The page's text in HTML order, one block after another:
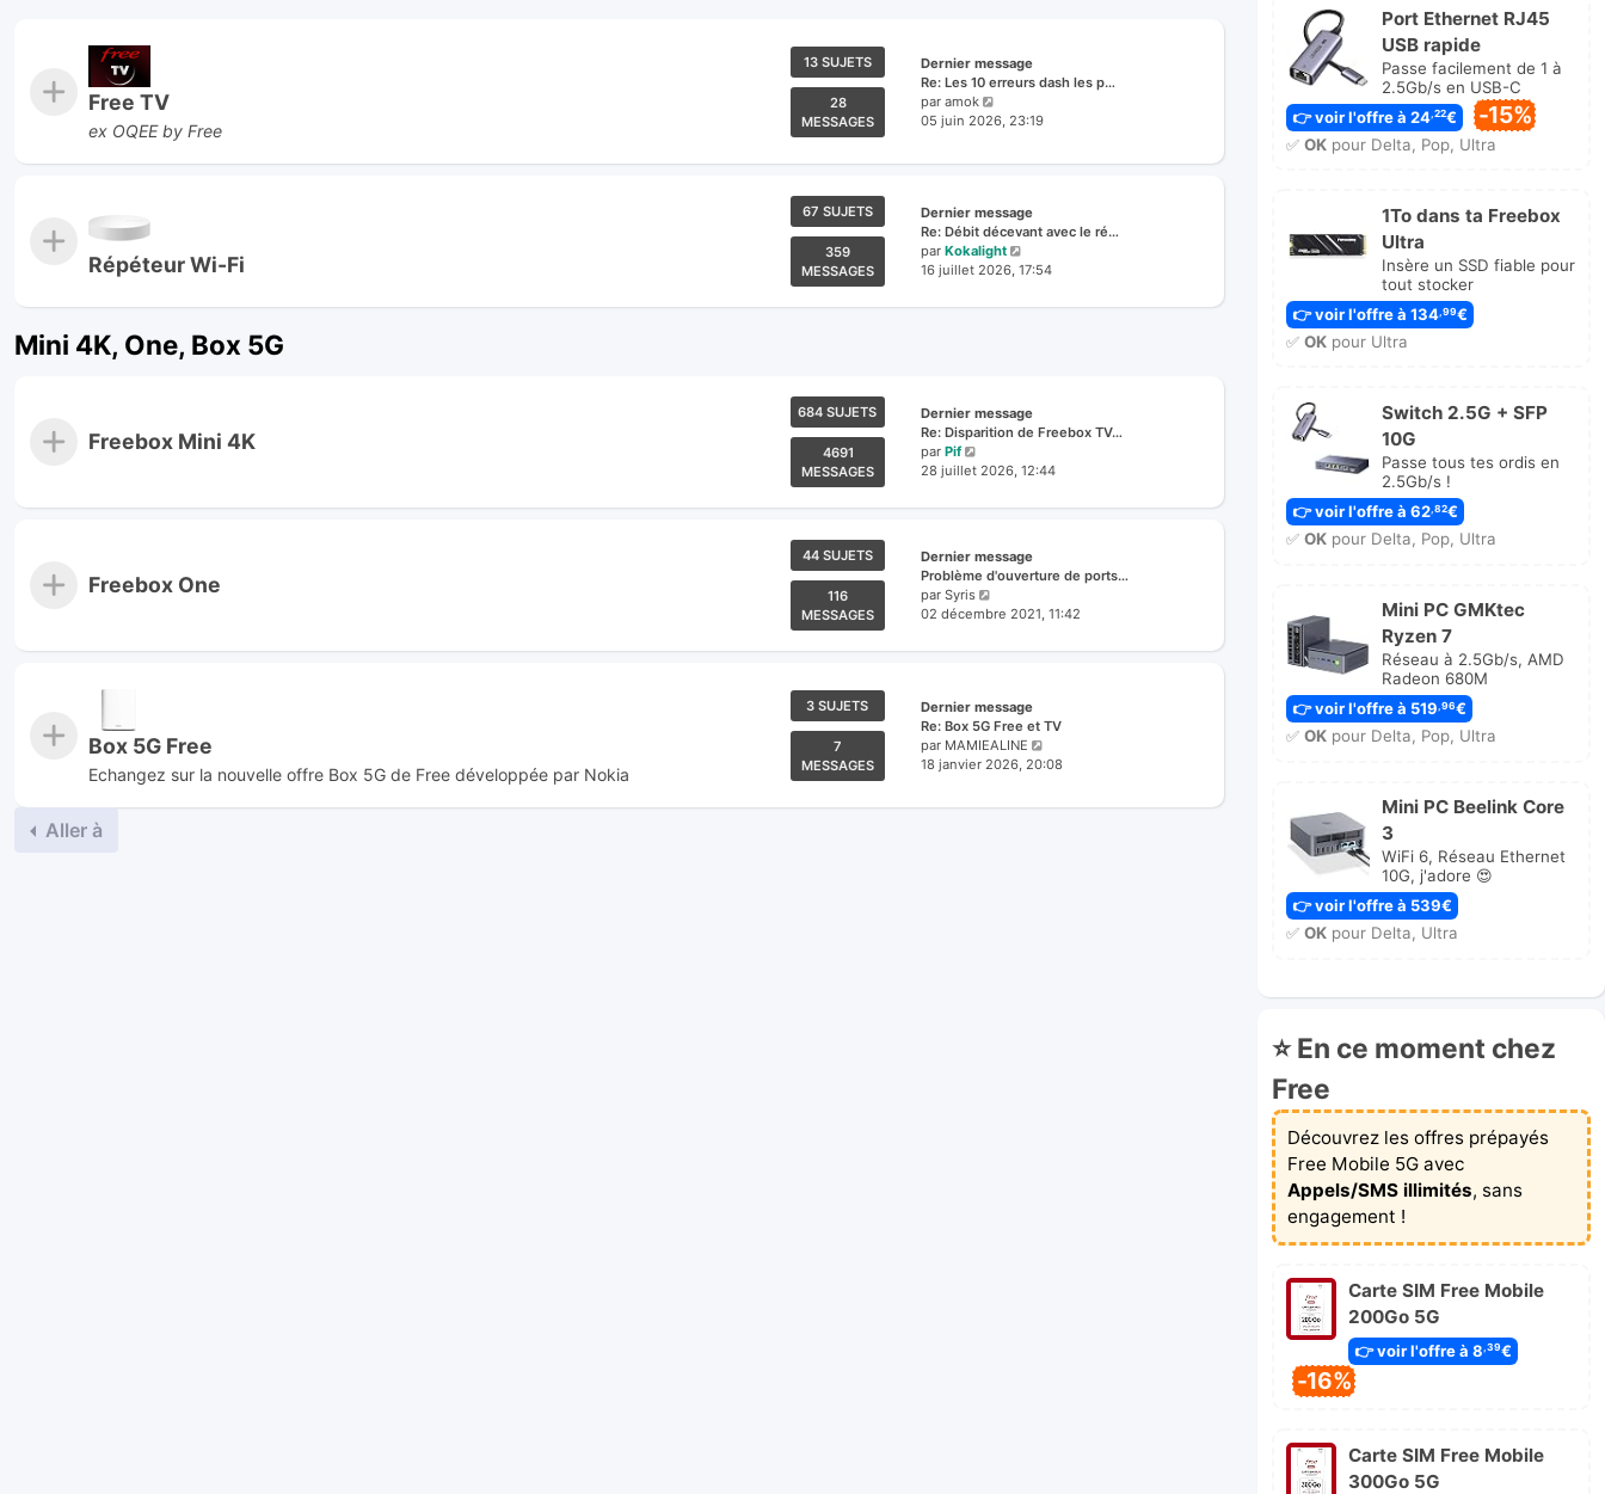
Free TV
ex OQEE by Free
13 SUJETS
28
MESSAGES
Dernier message
Re: Les 10 erreurs dash les p…
par amok
le
05 juin 2026, 23:19
Répéteur Wi-Fi
67 SUJETS
359
MESSAGES
Dernier message
Re: Débit décevant avec le ré…
par Kokalight
le
message
16 juillet 2026, 17:54
Mini 4K, One, Box 5G
Freebox Mini 4K
684 SUJETS
4691
MESSAGES
Dernier message
Re: Disparition de Freebox TV…
par Pif
le
message
28 juillet 2026, 12:44
Freebox One
44 SUJETS
116
MESSAGES
Dernier message
Problème d'ouverture de ports…
par Syris
le
message
02 décembre 2021, 11:42
Box 5G Free
Echangez sur la nouvelle offre Box 5G de Free développée par Nokia
3 SUJETS
7
MESSAGES
Dernier message
Re: Box 5G Free et TV
par MAMIEALINE
le
18 janvier 2026, 20:08
Aller à
Port Ethernet RJ45
USB rapide
Passe facilement de 1 à
2.5Gb/s en USB-C
👉 voir l'offre à 24,22€ -15%
✅ OKpour Delta, Pop, Ultra
1To dans ta Freebox
Ultra
Insère un SSD fiable pour
tout stocker
👉 voir l'offre à 134 ,99€
✅ OKpour Ultra
Switch 2.5G + SFP
10G
Passe tous tes ordis en
2.5Gb/s !
👉 voir l'offre à 62,82€
✅ OKpour Delta, Pop, Ultra
Mini PC GMKtec
Ryzen 7
Réseau à 2.5Gb/s, AMD
Radeon 680M
👉 voir l'offre à 519,96€
✅ OKpour Delta, Pop, Ultra
Mini PC Beelink Core
3
WiFi 6, Réseau Ethernet
10G, j'adore 😍
👉 voir l'offre à 539€
✅ OKpour Delta, Ultra
⭐ En ce moment chez
Free
Découvrez les offres prépayés
Free Mobile 5G avec
Appels/SMS illimités, sans
engagement !
Carte SIM Free Mobile
200Go 5G
👉 voir l'offre à 8,39€
-16%
Carte SIM Free Mobile
300Go 5G